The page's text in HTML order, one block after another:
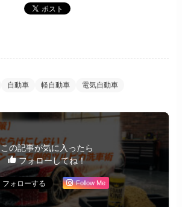
自動車 軽自動車 電気自動車
この記事が気に入ったら
フォローしてね！
Follow Me